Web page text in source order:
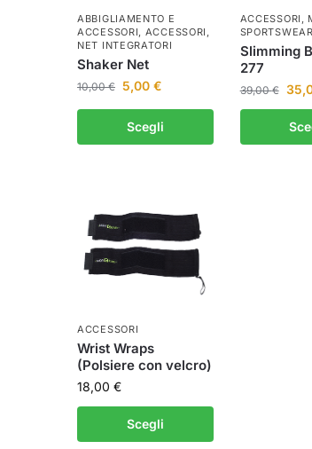
ABBIGLIAMENTO E
ACCESSORI, ACCESSORI ,
NET INTEGRATORI
Shaker Net
10,00€ 5,00 €
Scegli
ACCESSORI ,
SPORTSWEAR
Slimming
277
39,00€
ACCESSORI
Wrist Wraps
(Polsiere con velcro)
18,00 €
Scegli